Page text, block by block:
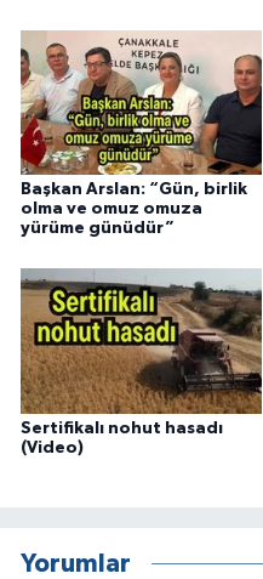
Başkan Arslan: “Gün, birlik
olma ve omuz omuza
yürüme günüdür”
Sertifikalı nohut hasadı
(Video)
Yorumlar